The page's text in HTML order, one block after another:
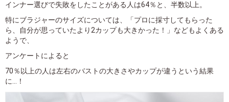
インナー選びで失敗をしたことがある人は64％と、半数以上。
特にブラジャーのサイズについては、「プロに採寸してもらった
ら、自分が思っていたより2カップも大きかった！」などもよくある
ようで、
アンケートによると
70％以上の人は左右のバストの大きさやカップが違うという結果
に...！